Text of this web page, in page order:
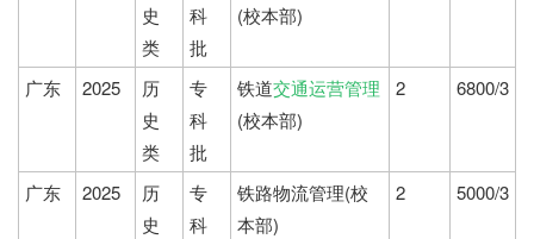
史
类
科
批
(校本部)
广东 2025
历
史
类
专
科
批
铁道交通运营管理
(校本部)
2 6800/3
广东 2025
历
史
专
科
铁路物流管理(校
本部)
2 5000/3